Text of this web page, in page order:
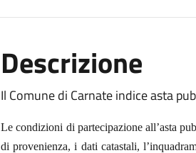
Descrizione
Il Comune di Carnate indice asta
Le condizioni di partecipazione all’asta
di provenienza, i dati catastali,